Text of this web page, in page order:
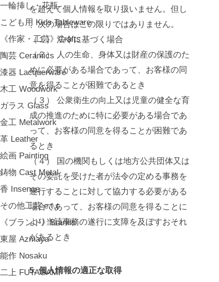
一輪挿し・花瓶
こども用 Kids Tableware
《作家・工芸》Crafts
陶芸 Ceramics
漆器 Lacquerware
木工 Woodwork
ガラス Glass
金工 Metalwork
革 Leather
絵画 Painting
鋳物 Cast Metal
香 Insence
その他工芸 e.t.c
《ブランド》Brands
東屋 Azmaya
能作 Nosaku
二上 FUTAGAMI
を超えて個人情報を取り扱いません。但し
、次の場合はこの限りではありません。
（１） 法令に基づく場合
（２） 人の生命、身体又は財産の保護のた
めに必要がある場合であって、お客様の同
意を得ることが困難であるとき
（３） 公衆衛生の向上又は児童の健全な育
成の推進のために特に必要がある場合であ
って、お客様の同意を得ることが困難であ
るとき
（４） 国の機関もしくは地方公共団体又は
その委託を受けた者が法令の定める事務を
遂行することに対して協力する必要がある
場合であって、お客様の同意を得ることに
より当該事務の遂行に支障を及ぼすおそれ
があるとき
5. 個人情報の適正な取得